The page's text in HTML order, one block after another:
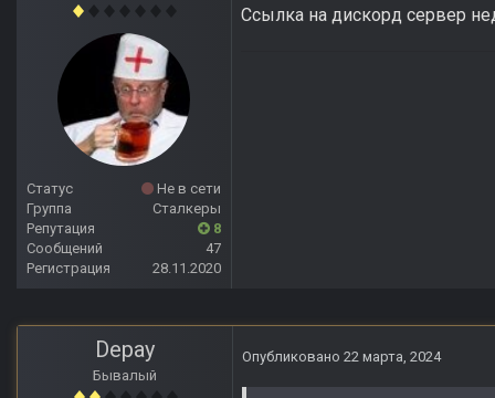
Статус
Не в сети
Группа
Сталкеры
Репутация
8
Сообщений
47
Регистрация
28.11.2020
Ссылка на дискорд сервер
Depay
Бывалый
Опубликовано 22 марта, 2024